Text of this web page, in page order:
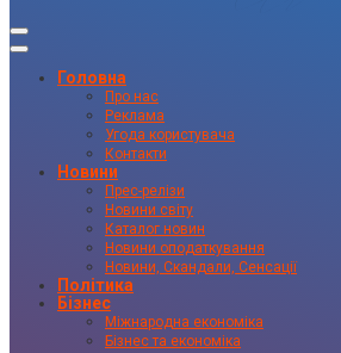
Головна
Про нас
Реклама
Угода користувача
Контакти
Новини
Прес-релізи
Новини світу
Каталог новин
Новини оподаткування
Новини, Скандали, Сенсації
Політика
Бізнес
Міжнародна економіка
Бізнес та економіка